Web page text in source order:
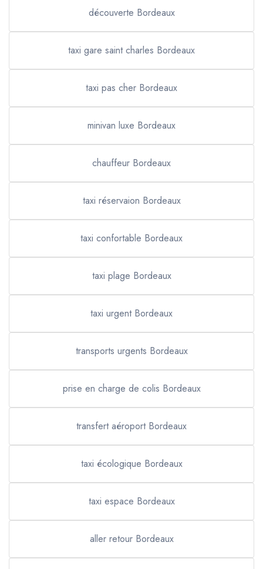
découverte Bordeaux
taxi gare saint charles Bordeaux
taxi pas cher Bordeaux
minivan luxe Bordeaux
chauffeur Bordeaux
taxi réservaion Bordeaux
taxi confortable Bordeaux
taxi plage Bordeaux
taxi urgent Bordeaux
transports urgents Bordeaux
prise en charge de colis Bordeaux
transfert aéroport Bordeaux
taxi écologique Bordeaux
taxi espace Bordeaux
aller retour Bordeaux